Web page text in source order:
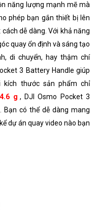
năng lượng mạnh mẽ mà
phép bạn gắn thiết bị lên
dễ dàng. Với khả năng
quay ổn định và sáng tạo
di chuyển, hay thậm chí
3 Battery Handle giúp
thước sản phẩm chỉ
g , DJI Osmo Pocket 3
Bạn có thể dễ dàng mang
dự án quay video nào bạn